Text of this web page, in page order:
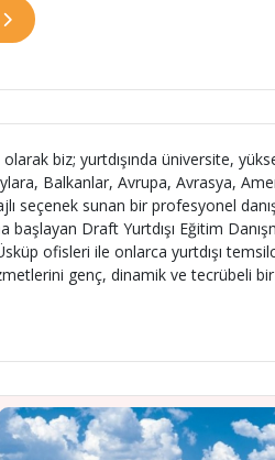
olarak biz; yurtdışında üniversite,
Balkanlar, Avrupa, Avrasya,
seçenek sunan bir profesyonel
başlayan Draft Yurtdışı Eğitim
ofisleri ile onlarca yurtdışı
genç, dinamik ve tecrübeli